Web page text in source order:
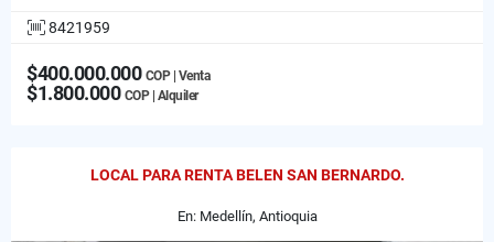
8421959
$400.000.000 COP | Venta
$1.800.000 COP | Alquiler
LOCAL PARA RENTA BELEN SAN BERNARDO.
En: Medellín, Antioquia